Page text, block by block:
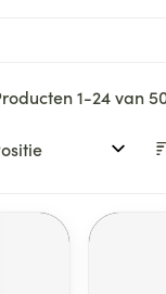
1-24van
op: